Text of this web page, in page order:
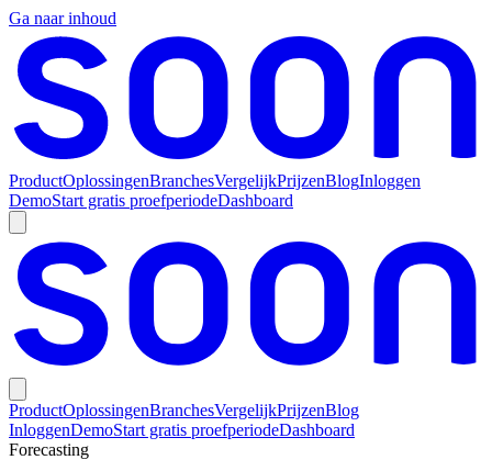
Ga naar inhoud
ProductOplossingenBranchesVergelijkPrijzenBlogInloggen
DemoStart gratis proefperiodeDashboard
ProductOplossingenBranchesVergelijkPrijzenBlog
InloggenDemoStart gratis proefperiodeDashboard
Forecasting